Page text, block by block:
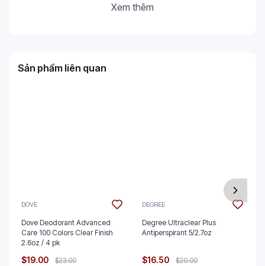
Xem thêm
Sản phẩm liên quan
DOVE
Dove Deodorant Advanced
Care 100 Colors Clear Finish
2.6oz / 4 pk
$19.00 $23.00
DEGREE
Degree Ultraclear Plus
Antiperspirant 5/2.7oz
$16.50 $20.00